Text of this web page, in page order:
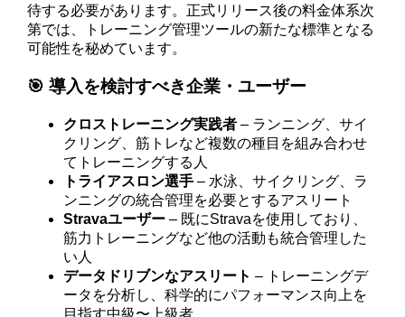
待する必要があります。正式リリース後の料金体系次
第では、トレーニング管理ツールの新たな標準となる
可能性を秘めています。
🎯 導入を検討すべき企業・ユーザー
クロストレーニング実践者 – ランニング、サイ
クリング、筋トレなど複数の種目を組み合わせ
てトレーニングする人
トライアスロン選手 – 水泳、サイクリング、ラ
ンニングの統合管理を必要とするアスリート
Stravaユーザー – 既にStravaを使用しており、
筋力トレーニングなど他の活動も統合管理した
い人
データドリブンなアスリート – トレーニングデ
ータを分析し、科学的にパフォーマンス向上を